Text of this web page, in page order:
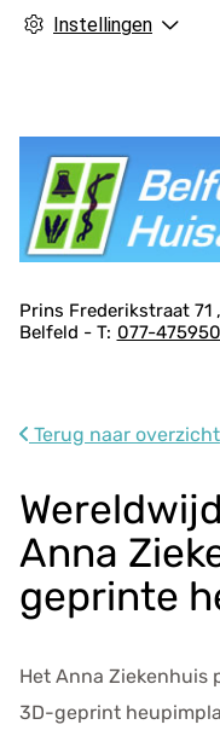
Instellingen
A
d
s
e
g
e
v
e
s
Prins Frederikstraat 71
Belfeld
077-
Terug naar overzicht
Anna
geprinte
Het Anna Ziekenhuis
3D-geprint